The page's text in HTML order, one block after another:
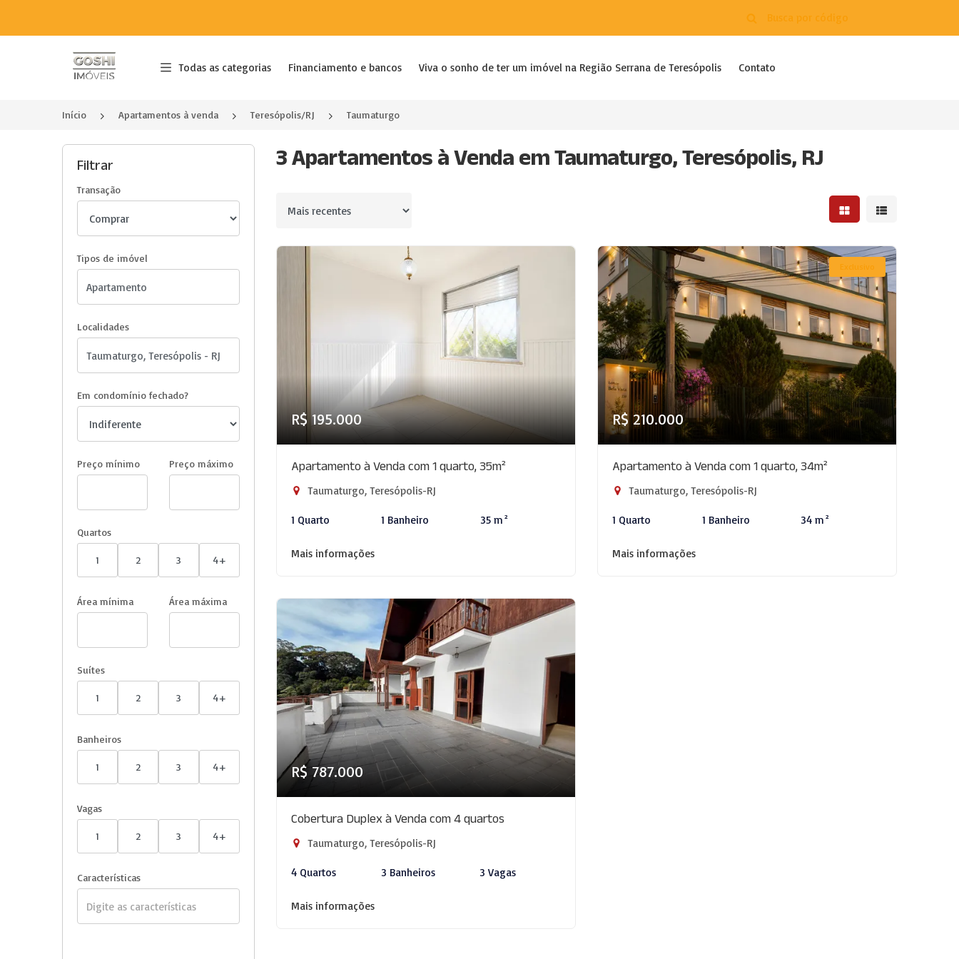
Página inicial
Todas as categorias Financiamento e bancos Viva o sonho de ter um imóvel na Região Serrana de Teresópolis Contato
Início Apartamentos à venda Teresópolis/RJ Taumaturgo
Filtrar
Transação
Tipos de imóvel
Localidades
Em condomínio fechado?
Preço mínimo Preço máximo
Quartos
1 2 3 4+
Área mínima Área máxima
Suítes
1 2 3 4+
Banheiros
1 2 3 4+
Vagas
1 2 3 4+
Características
3 Apartamentos à Venda em Taumaturgo, Teresópolis, RJ
Ordenar por Mostrar resultados em
Mostrar
R$ 195.000
Apartamento à Venda com 1 quarto, 35m²
Taumaturgo, Teresópolis-RJ
1 Quarto 1 Banheiro 35 m²
Mais informações
Exclusivo
R$ 210.000
Apartamento à Venda com 1 quarto, 34m²
Taumaturgo, Teresópolis-RJ
1 Quarto 1 Banheiro 34 m²
Mais informações
R$ 787.000
Cobertura Duplex à Venda com 4 quartos
Taumaturgo, Teresópolis-RJ
4 Quartos 3 Banheiros 3 Vagas
Mais informações